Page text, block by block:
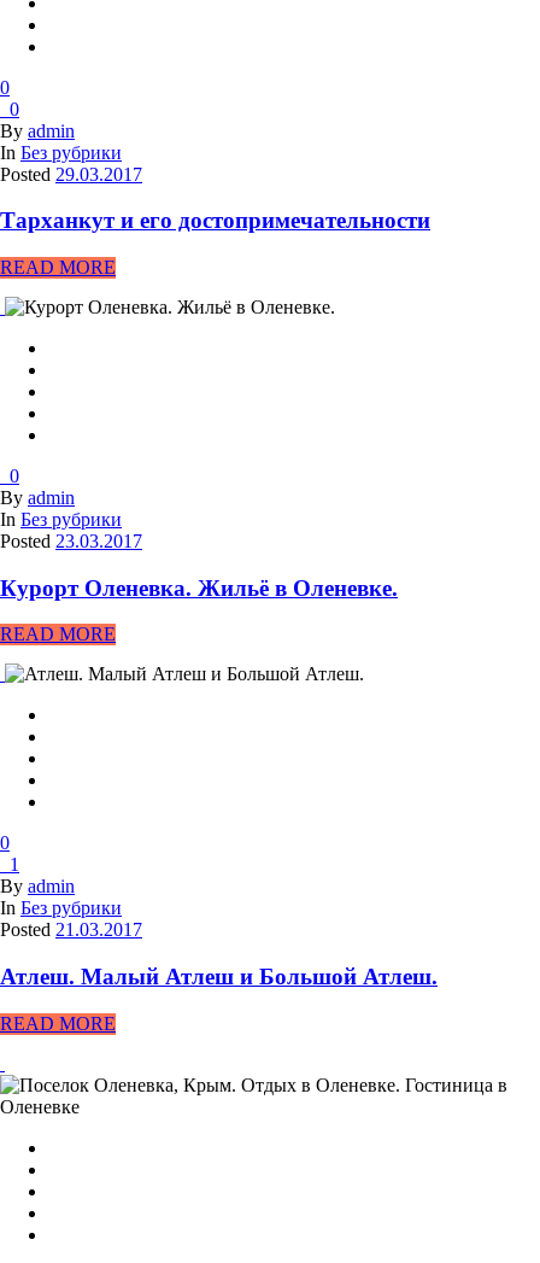
0
0
By admin
In Без рубрики
Posted 29.03.2017
Тарханкут и его достопримечательности
READ MORE
0
By admin
In Без рубрики
Posted 23.03.2017
Курорт Оленевка. Жильё в Оленевке.
READ MORE
0
1
By admin
In Без рубрики
Posted 21.03.2017
Атлеш. Малый Атлеш и Большой Атлеш.
READ MORE